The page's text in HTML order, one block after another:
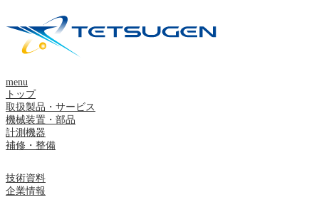
menu
トップ
取扱製品・サービス
機械装置・部品
計測機器
補修・整備
技術資料
企業情報